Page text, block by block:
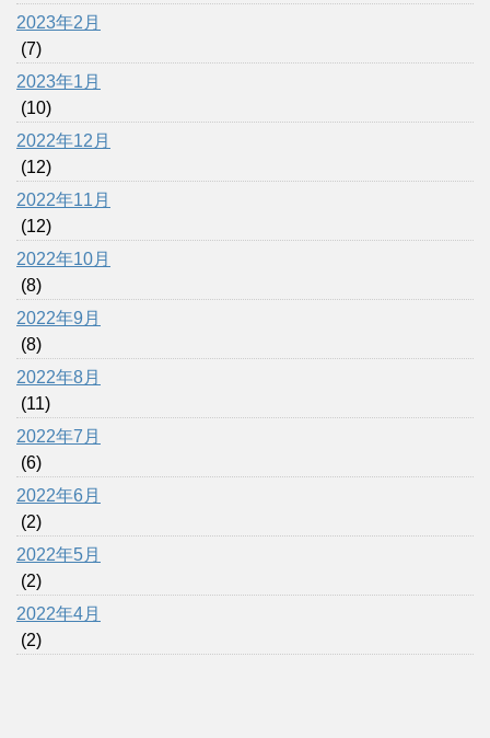
2023年2月
(7)
2023年1月
(10)
2022年12月
(12)
2022年11月
(12)
2022年10月
(8)
2022年9月
(8)
2022年8月
(11)
2022年7月
(6)
2022年6月
(2)
2022年5月
(2)
2022年4月
(2)